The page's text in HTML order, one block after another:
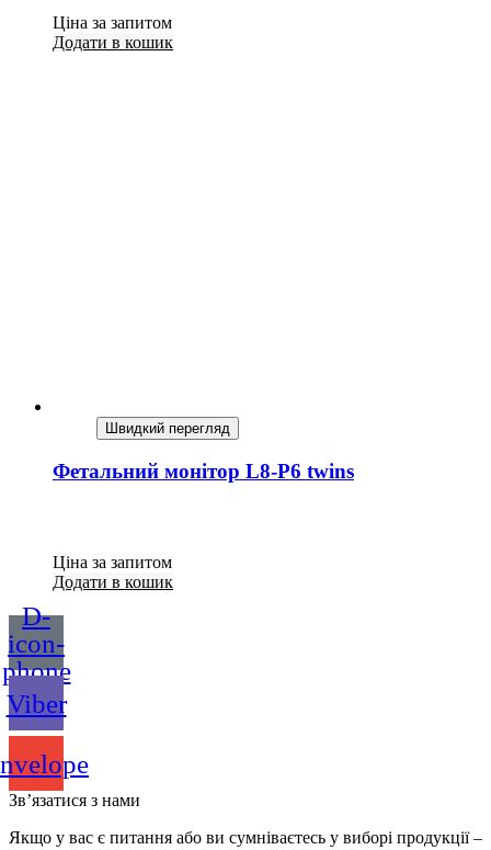
Ціна за запитом
Додати в кошик
Швидкий перегляд
Фетальний монітор L8-P6 twins
Ціна за запитом
Додати в кошик
D-
icon-
phone
Viber
Зв’язатися з нами
Якщо у вас є питання або ви сумніваєтесь у виборі продукції –